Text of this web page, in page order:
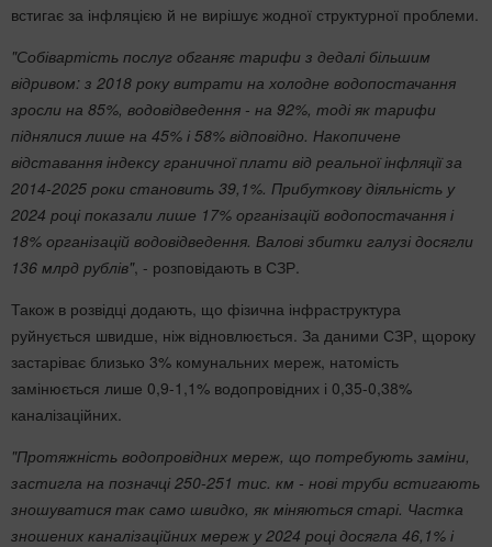
встигає за інфляцією й не вирішує жодної структурної проблеми.
"Собівартість послуг обганяє тарифи з дедалі більшим
відривом: з 2018 року витрати на холодне водопостачання
зросли на 85%, водовідведення - на 92%, тоді як тарифи
піднялися лише на 45% і 58% відповідно. Накопичене
відставання індексу граничної плати від реальної інфляції за
2014-2025 роки становить 39,1%. Прибуткову діяльність у
2024 році показали лише 17% організацій водопостачання і
18% організацій водовідведення. Валові збитки галузі досягли
136 млрд рублів", - розповідають в СЗР.
Також в розвідці додають, що фізична інфраструктура
руйнується швидше, ніж відновлюється. За даними СЗР, щороку
застаріває близько 3% комунальних мереж, натомість
замінюється лише 0,9-1,1% водопровідних і 0,35-0,38%
каналізаційних.
"Протяжність водопровідних мереж, що потребують заміни,
застигла на позначці 250-251 тис. км - нові труби встигають
зношуватися так само швидко, як міняються старі. Частка
зношених каналізаційних мереж у 2024 році досягла 46,1% і